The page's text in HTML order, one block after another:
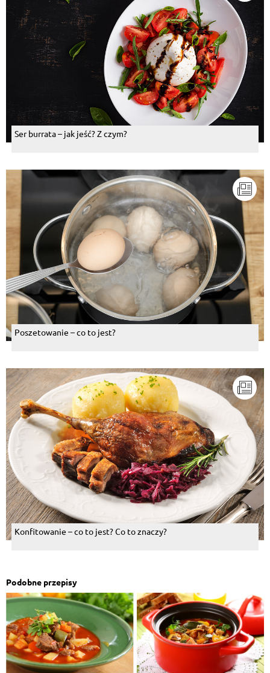
Ser burrata – jak jeść? Z czym?
Poszetowanie – co to jest?
Konfitowanie – co to jest? Co to znaczy?
Podobne przepisy